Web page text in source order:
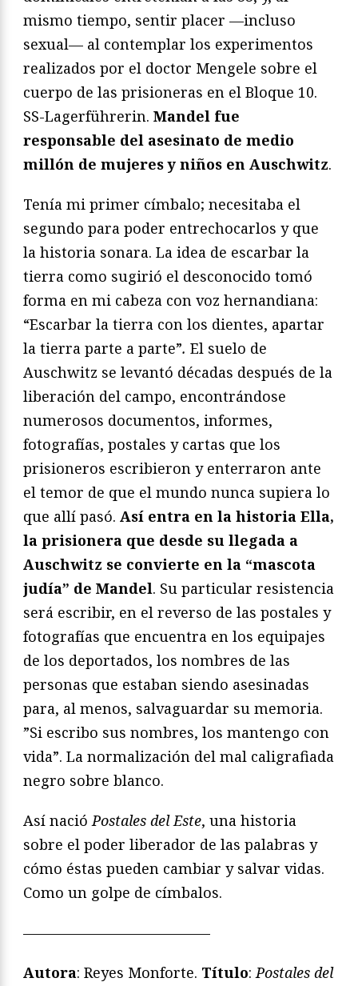
mismo tiempo, sentir placer —incluso
sexual— al contemplar los experimentos
realizados por el doctor Mengele sobre el
cuerpo de las prisioneras en el Bloque 10.
SS-Lagerführerin. Mandel fue
responsable del asesinato de medio
millón de mujeres y niños en Auschwitz.
Tenía mi primer címbalo; necesitaba el
segundo para poder entrechocarlos y que
la historia sonara. La idea de escarbar la
tierra como sugirió el desconocido tomó
forma en mi cabeza con voz hernandiana:
“Escarbar la tierra con los dientes, apartar
la tierra parte a parte”. El suelo de
Auschwitz se levantó décadas después de la
liberación del campo, encontrándose
numerosos documentos, informes,
fotografías, postales y cartas que los
prisioneros escribieron y enterraron ante
el temor de que el mundo nunca supiera lo
que allí pasó. Así entra en la historia Ella,
la prisionera que desde su llegada a
Auschwitz se convierte en la “mascota
judía” de Mandel. Su particular resistencia
será escribir, en el reverso de las postales y
fotografías que encuentra en los equipajes
de los deportados, los nombres de las
personas que estaban siendo asesinadas
para, al menos, salvaguardar su memoria.
”Si escribo sus nombres, los mantengo con
vida”. La normalización del mal caligrafiada
negro sobre blanco.
Así nacióPostales del Este, una historia
sobre el poder liberador de las palabras y
cómo éstas pueden cambiar y salvar vidas.
Como un golpe de címbalos.
—————————————
Autora: Reyes Monforte. Título:Postales del